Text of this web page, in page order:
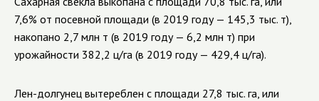
7,6% от посевной площади (в 2019 году — 145,3 тыс. т),
накопано 2,7 млн т (в 2019 году — 6,2 млн т) при
урожайности 382,2 ц/га (в 2019 году — 429,4 ц/га).
Лен-долгунец вытереблен с площади 27,8 тыс. га, или